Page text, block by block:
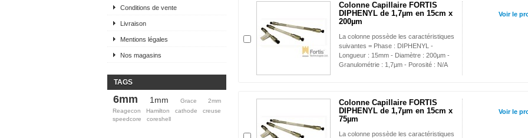
Conditions de vente
Livraison
Mentions légales
Nos magasins
TAGS
6mm 1mm Grace
2mm
Reagecon
Hamilton cathode
creuse
speedcore
coreshell
Colonne Capillaire FORTIS
DIPHENYL de 1,7µm en 15cm x
200µm
La colonne possède les caractéristiques
suivantes = Phase : DIPHENYL -
Longueur : 15mm - Diamètre : 200µm -
Granulométrie : 1,7µm - Porosité : N/A
Voir le
Colonne Capillaire FORTIS
DIPHENYL de 1,7µm en 15cm x
75µm
La colonne possède les caractéristiques
Voir le